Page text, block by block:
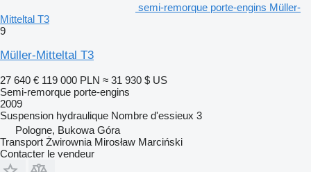
semi-remorque porte-engins Müller-
Mitteltal T3
9
Müller-Mitteltal T3
27 640 € 119 000 PLN ≈ 31 930 $ US
Semi-remorque porte-engins
2009
Suspension hydraulique Nombre d'essieux 3
Pologne, Bukowa Góra
Transport Żwirownia Mirosław Marciński
Contacter le vendeur